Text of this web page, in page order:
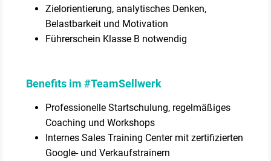
Zielorientierung, analytisches Denken,
Belastbarkeit und Motivation
Führerschein Klasse B notwendig
Benefits im #TeamSellwerk
Professionelle Startschulung, regelmäßiges
Coaching und Workshops
Internes Sales Training Center mit zertifizierten
Google- und Verkaufstrainern